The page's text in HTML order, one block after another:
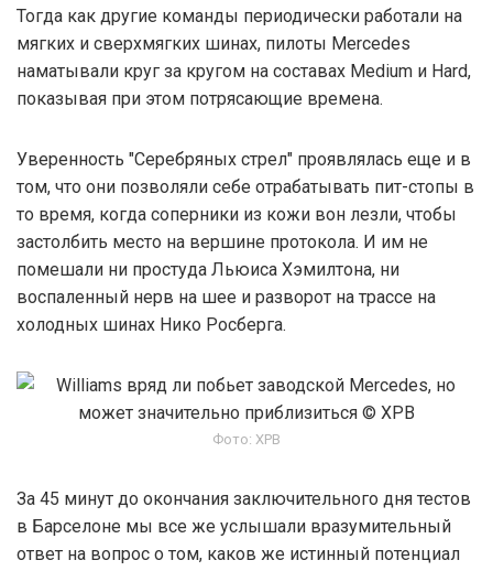
Тогда как другие команды периодически работали на
мягких и сверхмягких шинах, пилоты Mercedes
наматывали круг за кругом на составах Medium и Hard,
показывая при этом потрясающие времена.
Уверенность "Серебряных стрел" проявлялась еще и в
том, что они позволяли себе отрабатывать пит-стопы в
то время, когда соперники из кожи вон лезли, чтобы
застолбить место на вершине протокола. И им не
помешали ни простуда Льюиса Хэмилтона, ни
воспаленный нерв на шее и разворот на трассе на
холодных шинах Нико Росберга.
Фото: XPB
За 45 минут до окончания заключительного дня тестов
в Барселоне мы все же услышали вразумительный
ответ на вопрос о том, каков же истинный потенциал